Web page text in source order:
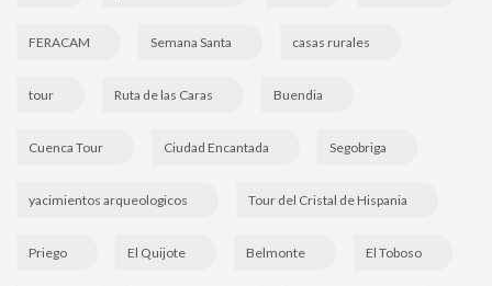
FERACAM Semana Santa casas rurales
tour Ruta de las Caras Buendia
Cuenca Tour Ciudad Encantada Segobriga
yacimientos arqueologicos Tour del Cristal de Hispania
Priego El Quijote Belmonte El Toboso